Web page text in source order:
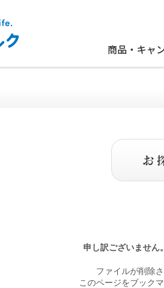
商品・ キャ
申し訳ございません
ファイルが削除
このページをブック